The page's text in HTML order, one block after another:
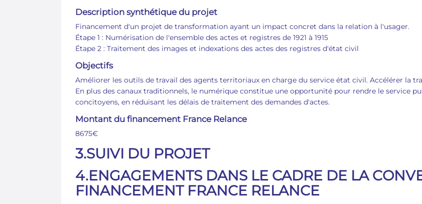
Description synthétique du projet
Financement d'un projet de transformation ayant un impact concret dans la relation à l'usager.
Étape 1 : Numérisation de l'ensemble des actes et registres de 1921 à 1915
Étape 2 : Traitement des images et indexations des actes des registres d'état civil
Objectifs
Améliorer les outils de travail des agents territoriaux en charge du service état civil. Accélérer la
En plus des canaux traditionnels, le numérique constitue une opportunité pour rendre le service
concitoyens, en réduisant les délais de traitement des demandes d'actes.
Montant du financement France Relance
8675€
3.SUIVI DU PROJET
4.ENGAGEMENTS DANS LE CADRE DE LA
FINANCEMENT FRANCE RELANCE